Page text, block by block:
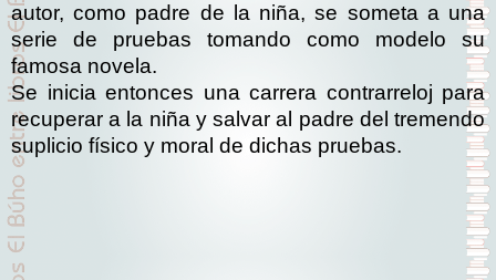
autor, como padre de la niña, se someta a una
serie de pruebas tomando como modelo su
famosa novela.
Se inicia entonces una carrera contrarreloj para
recuperar a la niña y salvar al padre del tremendo
suplicio físico y moral de dichas pruebas.